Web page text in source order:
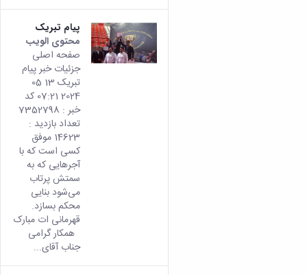
پیام تبریک
محتوى الويب
صفحه اصلی
جزئیات خبر پیام
تبریک 13 05
2024 07:21 کد
خبر : 7352798
تعداد بازدید :
14623 موفق
کسی است که با
آجرهایی که به
سمتش پرتاب
می‌شود بنایی
محکم بسازد.
قهرمانی ات مبارک
همکار گرامی
جناب آقای...